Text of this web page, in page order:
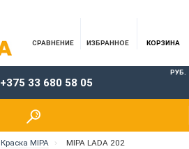
СРАВНЕНИЕ ИЗБРАННОЕ КОРЗИНА
+375 33 680 58 05
РУБ.
Краска MIPA MIPA LADA 202